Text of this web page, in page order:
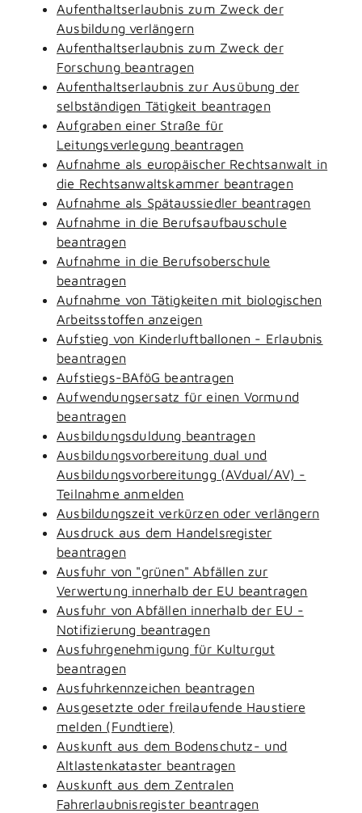
Aufenthaltserlaubnis zum Zweck der
Ausbildung verlängern
Aufenthaltserlaubnis zum Zweck der
Forschung beantragen
Aufenthaltserlaubnis zur Ausübung der
selbständigen Tätigkeit beantragen
Aufgraben einer Straße für
Leitungsverlegung beantragen
Aufnahme als europäischer Rechtsanwalt in
die Rechtsanwaltskammer beantragen
Aufnahme als Spätaussiedler beantragen
Aufnahme in die Berufsaufbauschule
beantragen
Aufnahme in die Berufsoberschule
beantragen
Aufnahme von Tätigkeiten mit biologischen
Arbeitsstoffen anzeigen
Aufstieg von Kinderluftballonen - Erlaubnis
beantragen
Aufstiegs-BAföG beantragen
Aufwendungsersatz für einen Vormund
beantragen
Ausbildungsduldung beantragen
Ausbildungsvorbereitung dual und
Ausbildungsvorbereitungg (AVdual/AV) -
Teilnahme anmelden
Ausbildungszeit verkürzen oder verlängern
Ausdruck aus dem Handelsregister
beantragen
Ausfuhr von "grünen" Abfällen zur
Verwertung innerhalb der EU beantragen
Ausfuhr von Abfällen innerhalb der EU -
Notifizierung beantragen
Ausfuhrgenehmigung für Kulturgut
beantragen
Ausfuhrkennzeichen beantragen
Ausgesetzte oder freilaufende Haustiere
melden (Fundtiere)
Auskunft aus dem Bodenschutz- und
Altlastenkataster beantragen
Auskunft aus dem Zentralen
Fahrerlaubnisregister beantragen